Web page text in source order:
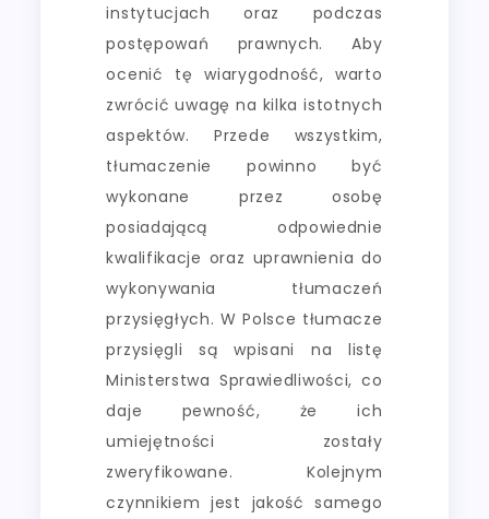
instytucjach oraz podczas
postępowań prawnych. Aby
ocenić tę wiarygodność, warto
zwrócić uwagę na kilka istotnych
aspektów. Przede wszystkim,
tłumaczenie powinno być
wykonane przez osobę
posiadającą odpowiednie
kwalifikacje oraz uprawnienia do
wykonywania tłumaczeń
przysięgłych. W Polsce tłumacze
przysięgli są wpisani na listę
Ministerstwa Sprawiedliwości, co
daje pewność, że ich
umiejętności zostały
zweryfikowane. Kolejnym
czynnikiem jest jakość samego